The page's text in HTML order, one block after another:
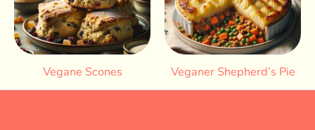
Vegane Scones Veganer Shepherd’s Pie